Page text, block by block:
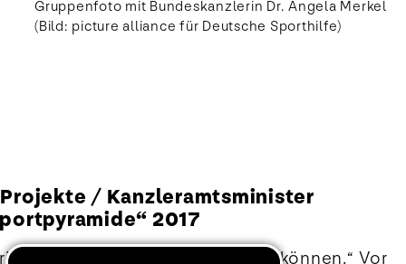
Gruppenfoto mit Bundeskanzlerin Dr. Angela Merkel
(Bild: picture alliance für Deutsche Sporthilfe)
/ Kanzleramtsminister
2017